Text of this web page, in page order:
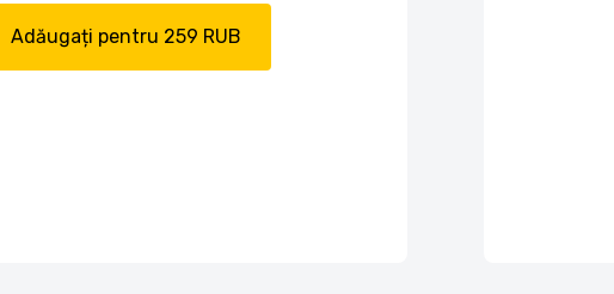
Adăugați pentru 259 RUB